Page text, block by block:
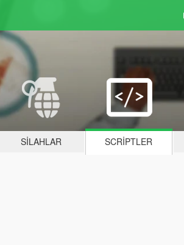
SILAHLAR SCRIPTLER